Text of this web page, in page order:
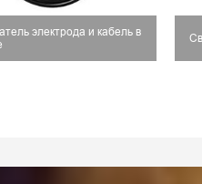
электрода и кабель в